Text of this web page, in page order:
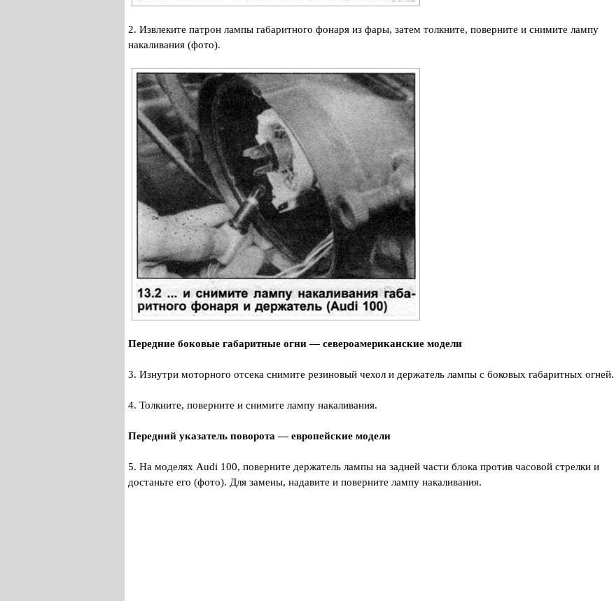
2. Извлеките патрон лампы габаритного фонаря из фары, затем толкните, поверните и снимите лампу
накаливания (фото).
Передние боковые габаритные огни — североамериканские модели
3. Изнутри моторного отсека снимите резиновый чехол и держатель лампы с боковых габаритных огней.
4. Толкните, поверните и снимите лампу накаливания.
Передний указатель поворота — европейские модели
5. На моделях Audi 100, поверните держатель лампы на задней части блока против часовой стрелки и
достаньте его (фото). Для замены, надавите и поверните лампу накаливания.